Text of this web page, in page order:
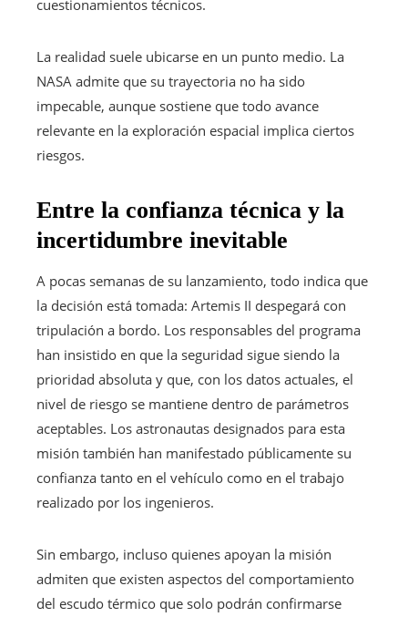
cuestionamientos técnicos.
La realidad suele ubicarse en un punto medio. La
NASA admite que su trayectoria no ha sido
impecable, aunque sostiene que todo avance
relevante en la exploración espacial implica ciertos
riesgos.
Entre la confianza técnica y la
incertidumbre inevitable
A pocas semanas de su lanzamiento, todo indica que
la decisión está tomada: Artemis II despegará con
tripulación a bordo. Los responsables del programa
han insistido en que la seguridad sigue siendo la
prioridad absoluta y que, con los datos actuales, el
nivel de riesgo se mantiene dentro de parámetros
aceptables. Los astronautas designados para esta
misión también han manifestado públicamente su
confianza tanto en el vehículo como en el trabajo
realizado por los ingenieros.
Sin embargo, incluso quienes apoyan la misión
admiten que existen aspectos del comportamiento
del escudo térmico que solo podrán confirmarse